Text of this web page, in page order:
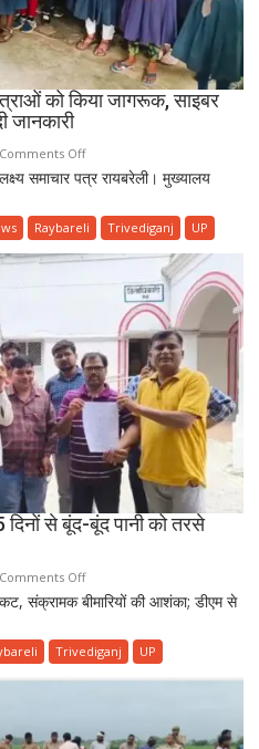
को किया जागरूक, साइबर
जानकारी
Comments Offon
मिशन
अभियान
के
किया
जागरूक,
साइबर
और
महिला
हेल्पलाइन
की
लक्ष्य समाचार पत्र रायबरेली। मुख्यालय
Raybareli Trivediganj UP
से बूंद-बूंद पानी को तरसे
Comments Offon
पेयजल
क्षतिग्रस्त,
संक्रामक बीमारियों की आशंका; डीएम से
Trivediganj UP